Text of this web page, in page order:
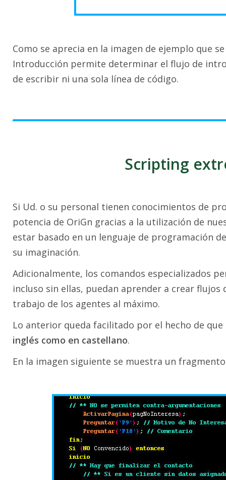
Como se aprecia en la imagen de ejemplo que
Introducción permite determinar el flujo de
de escribir ni una sola línea de código.
Scripting
Si Ud. o su personal tienen conocimientos de
potencia de OriGn gracias a la utilización de
estar basado en un lenguaje de programación
su imaginación.
Adicionalmente, los comandos especializados
incluso sin ellas, puedan aprender a crear
trabajo de los agentes al máximo.
Lo anterior queda facilitado por el hecho de que
inglés como en castellano.
En la imagen siguiente se muestra un